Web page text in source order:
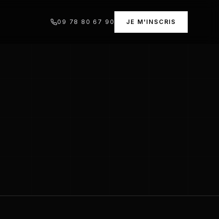
09 78 80 67 90 JE M'INSCRIS